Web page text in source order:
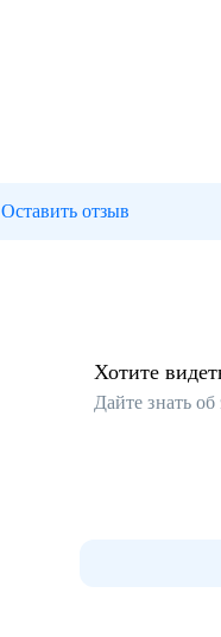
Оставить отзыв
Хотите
Дайте знать